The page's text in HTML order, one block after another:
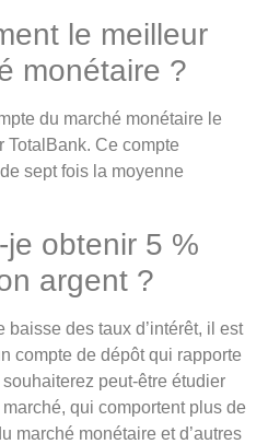
le meilleur
monétaire ?
du marché monétaire le
TotalBank. Ce compte
sept fois la moyenne
obtenir 5 %
argent ?
baisse des taux d’intérêt, il est
compte de dépôt qui rapporte
peut-être étudier
qui comportent plus de
marché monétaire et d’autres